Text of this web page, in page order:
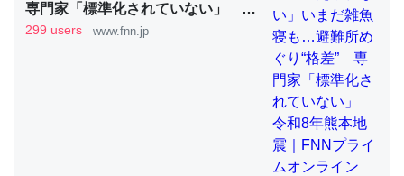
ウチもEchoを実家に置いて４年。でたまに覗いてる。ぼ
ちぼちRingも置こうかと画策中。あと、Googleマップで
位置情報を共有してる。電池残量や充電中かが分かるので
─たまにLINEするくらいだった遠方の父67歳と僕。ITツール導入で
コミュニケーションが劇的に変化した｜tayorini by LIFULL介護
専門家「標準化されていない」 令
和8年熊本地震｜FNNプライムオン
299 users www.fnn.jp